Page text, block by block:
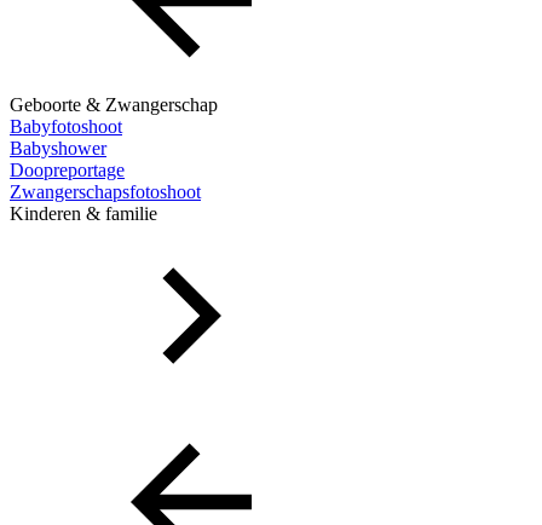
Geboorte & Zwangerschap
Babyfotoshoot
Babyshower
Doopreportage
Zwangerschapsfotoshoot
Kinderen & familie